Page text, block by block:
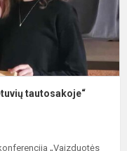
tautosakoje“
„Vaizduotės